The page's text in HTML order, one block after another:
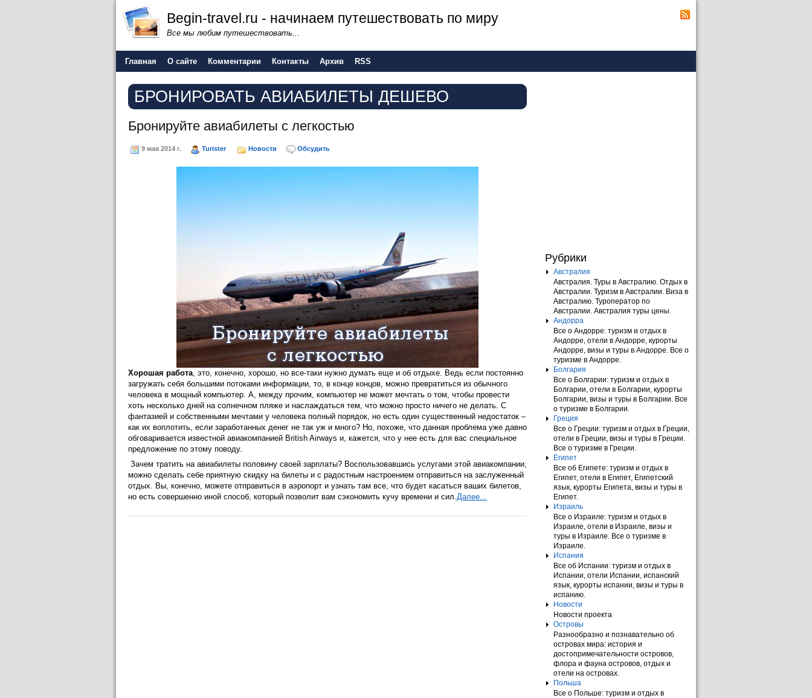
Begin-travel.ru - начинаем путешествовать по миру
Все мы любим путешествовать...
Главная О сайте Комментарии Контакты Архив RSS
БРОНИРОВАТЬ АВИАБИЛЕТЫ ДЕШЕВО
Бронируйте авиабилеты с легкостью
9 мая 2014 г. Turister Новости Обсудить
Хорошая работа, это, конечно, хорошо, но все-таки нужно думать еще и об отдыхе. Ведь если постоянно
загружать себя большими потоками информации, то, в конце концов, можно превратиться из обычного
человека в мощный компьютер. А, между прочим, компьютер не может мечтать о том, чтобы провести
хоть несколько дней на солнечном пляже и наслаждаться тем, что можно просто ничего не делать. С
фантазией и собственными мечтами у человека полный порядок, но есть один существенный недостаток –
как их воплотить, если заработанных денег не так уж и много? Но, похоже, что данная проблема уже давно
обговаривается известной авиакомпанией British Airways и, кажется, что у нее есть для вас специальное
предложение по этому поводу.
Зачем тратить на авиабилеты половину своей зарплаты? Воспользовавшись услугами этой авиакомпании,
можно сделать себе приятную скидку на билеты и с радостным настроением отправиться на заслуженный
отдых. Вы, конечно, можете отправиться в аэропорт и узнать там все, что будет касаться ваших билетов,
но есть совершенно иной способ, который позволит вам сэкономить кучу времени и сил.Далее...
Рубрики
Австралия
Австралия. Туры в Австралию. Отдых в
Австралии. Туризм в Австралии. Виза в
Австралию. Туроператор по
Австралии. Австралия туры цены.
Андорра
Все о Андорре: туризм и отдых в
Андорре, отели в Андорре, курорты
Андорре, визы и туры в Андорре. Все о
туризме в Андорре.
Болгария
Все о Болгарии: туризм и отдых в
Болгарии, отели в Болгарии, курорты
Болгарии, визы и туры в Болгарии. Все
о туризме в Болгарии.
Греция
Все о Греции: туризм и отдых в Греции,
отели в Греции, визы и туры в Греции.
Все о туризме в Греции.
Египет
Все об Египете: туризм и отдых в
Египет, отели в Египет, Египетский
язык, курорты Египета, визы и туры в
Египет.
Израиль
Все о Израиле: туризм и отдых в
Израиле, отели в Израиле, визы и
туры в Израиле. Все о туризме в
Израиле.
Испания
Все об Испании: туризм и отдых в
Испании, отели Испании, испанский
язык, курорты испании, визы и туры в
испанию.
Новости
Новости проекта
Островы
Разнообразно и познавательно об
островах мира: история и
достопримечательности островов,
флора и фауна островов, отдых и
отели на островах.
Польша
Все о Польше: туризм и отдых в